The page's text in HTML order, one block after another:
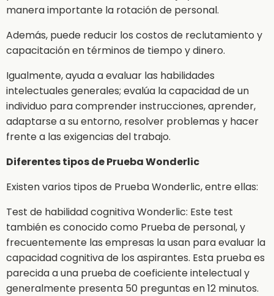
manera importante la rotación de personal.
Además, puede reducir los costos de reclutamiento y
capacitación en términos de tiempo y dinero.
Igualmente, ayuda a evaluar las habilidades
intelectuales generales; evalúa la capacidad de un
individuo para comprender instrucciones, aprender,
adaptarse a su entorno, resolver problemas y hacer
frente a las exigencias del trabajo.
Diferentes tipos de Prueba Wonderlic
Existen varios tipos de Prueba Wonderlic, entre ellas:
Test de habilidad cognitiva Wonderlic: Este test
también es conocido como Prueba de personal, y
frecuentemente las empresas la usan para evaluar la
capacidad cognitiva de los aspirantes. Esta prueba es
parecida a una prueba de coeficiente intelectual y
generalmente presenta 50 preguntas en 12 minutos.